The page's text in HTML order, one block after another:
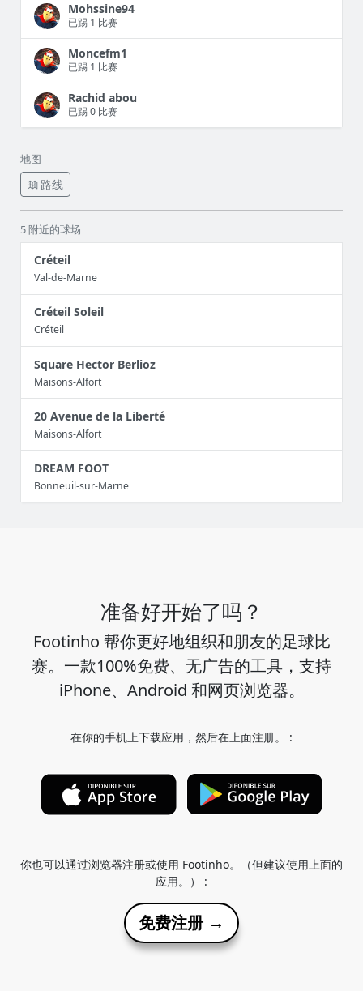
Mohssine94
已踢 1 比赛
Moncefm1
已踢 1 比赛
Rachid abou
已踢 0 比赛
地图
路线
5 附近的球场
Créteil
Val-de-Marne
Créteil Soleil
Créteil
Square Hector Berlioz
Maisons-Alfort
20 Avenue de la Liberté
Maisons-Alfort
DREAM FOOT
Bonneuil-sur-Marne
准备好开始了吗？
Footinho 帮你更好地组织和朋友的足球比
赛。一款100%免费、无广告的工具，支持
iPhone、Android 和网页浏览器。
在你的手机上下载应用，然后在上面注册。 :
你也可以通过浏览器注册或使用 Footinho。（但建议使用上面的
应用。） :
免费注册 →